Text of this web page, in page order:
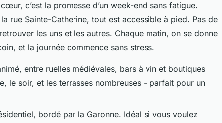
c’est la promesse d’un week-end sans fatigue.
rue Sainte-Catherine, tout est accessible à pied. Pas de
les uns et les autres. Chaque matin, on se donne
et la journée commence sans stress.
entre ruelles médiévales, bars à vin et boutiques
le soir, et les terrasses nombreuses - parfait pour un
bordé par la Garonne. Idéal si vous voulez